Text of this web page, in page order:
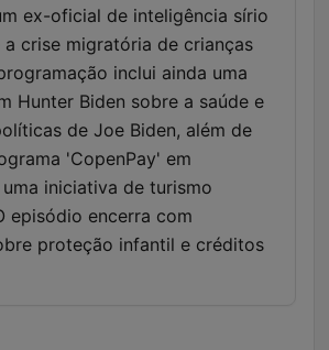
ex-oficial de inteligência sírio
a crise migratória de crianças
inclui ainda uma
Hunter Biden sobre a saúde e
de Joe Biden, além de
'CopenPay' em
iniciativa de turismo
episódio encerra com
proteção infantil e créditos